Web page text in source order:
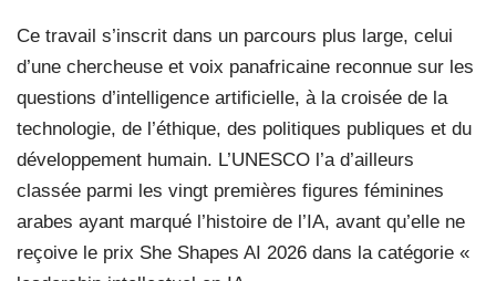
Ce travail s’inscrit dans un parcours plus large, celui
d’une chercheuse et voix panafricaine reconnue sur les
questions d’intelligence artificielle, à la croisée de la
technologie, de l’éthique, des politiques publiques et du
développement humain. L’UNESCO l’a d’ailleurs
classée parmi les vingt premières figures féminines
arabes ayant marqué l’histoire de l’IA, avant qu’elle ne
reçoive le prix She Shapes AI 2026 dans la catégorie «